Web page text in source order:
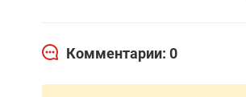
Комментарии: 0